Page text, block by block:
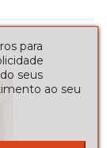
para
seus
ao seu